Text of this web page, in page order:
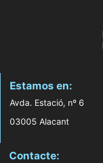
Estamos en:
Avda. Estació, nº 6
03005 Alacant
Contacte: